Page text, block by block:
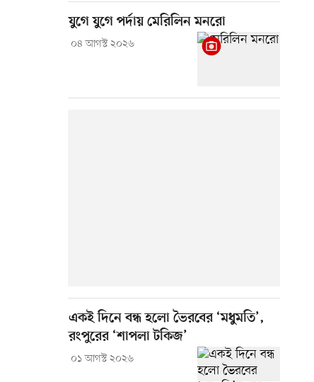
যুগে যুগে পর্দায় মেরিলিন মনরো
০৪ আগস্ট ২০২৬
একই দিনে বন্ধ হলো ভৈরবের ‘মধুমতি’,
রংপুরের ‘শাপলা টকিজ’
০১ আগস্ট ২০২৬